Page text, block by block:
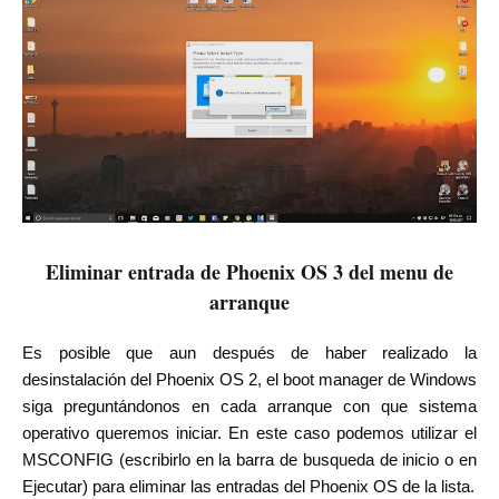
Eliminar entrada de Phoenix OS 3 del menu de
arranque
Es posible que aun después de haber realizado la
desinstalación del Phoenix OS 2, el boot manager de Windows
siga preguntándonos en cada arranque con que sistema
operativo queremos iniciar. En este caso podemos utilizar el
MSCONFIG (escribirlo en la barra de busqueda de inicio o en
Ejecutar) para eliminar las entradas del Phoenix OS de la lista.